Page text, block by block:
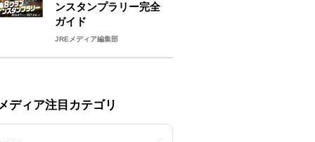
ンスタンプラリー完全
ガイド
JREメディア編集部
ディア注目カテゴリ